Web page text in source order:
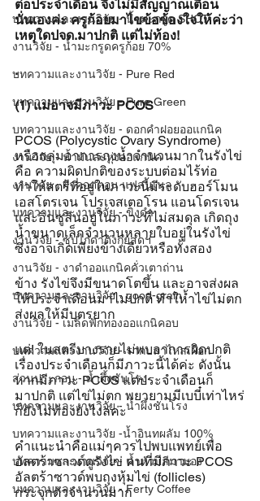
บทความและงานวิจัย - น้ำมะกรูด SHOT
งานวิจัย - น้ำมะกรูดครูก้อย 70%
บทความและงานวิจัย - Pure Red
บทความและงานวิจัย - Pure Green
บทความและงานวิจัย - ดอกคำฝอยออแกนิค
งานวิจัย - น้ำมันละหุ่งออแกนิค
งานวิจัย - ผ้าคอตตอน แฟลนเนล
บทความและงานวิจัย - ขิงดำ
งานวิจัย - ซุปไก่ดำตังกุยสดฯ
งานวิจัย - งาดำออแกนิคคั่วเตาถ่าน
บทความและงานวิจัย - good-grain
งานวิจัย - เมล็ดฟักทองออแกนิคอบ
บทความและงานวิจัย - รากปลาไหลเผือก
ส่วนประกอบ - น้ำผึ้งชันโรง
บทความและงานวิจัย - น้ำผึ้งชันโรง
บทความและงานวิจัย -น้ำอินทผลัม 100%
บทความและงานวิจัย - น้ำหัวปลีมามอง
บทความและงานวิจัย - Ferty Coffee
ต่อประจำเดือน จึงไม่มีสัญญาณเตือน
นั่นเองค่ะ ครูก้อยมาไขข้อข้องใจให้ค่ะว่า
เหตุใดปจด.มาปกติ แต่ไม่ท้อง!
.
(1) แม่อาจมีภาวะ PCOS
PCOS (Polycystic Ovary Syndrome)
หรือกลุ่มอาการถุงน้ำจำนวนมากในรังไข่
คือ ความผิดปกติของระบบต่อมไร้ท่อ
ทำให้สตรีที่อยู่ในภาวะนี้มีระดับฮอร์โมน
เอสโตรเจน โปรเจสเตอโรน แอนโดรเจน
และอินซูลินอยู่ในภาวะที่ไม่สมดุล เกิดถุง
น้ำขนาดเล็กจำนวนหลายใบอยู่ในรังไข่
ซึ่งอาจเกิดเพียงข้างเดียวหรือทั้งสอง
ข้าง รังไข่จึงมีขนาดโตขึ้น และอาจส่งผล
ให้ประจำเดือนมาไม่ปกติ ทำให้ำไข่ไม่ตก
ส่งผลให้มีบุตรยาก
แต่! ในสตรีบางรายไม่พบอาการผิดปกติ
เรื่องประจำเดือนก็มีภาวะนี้ได้ค่ะ ดังนั้น
หากมีภาวะ PCOS แต่ประจำเดือนก็
มาปกติ แต่ไข่ไม่ตก พยายามมีเบบี๋เท่าไหร่
ก็ยังไม่ท้องยังไงล่ค่ะ
คำแนะนำคือแม่ๆควรไปพบแพทย์เพื่อ
อัลตร้าซาวด์ดูรังไข่ คนที่มีภาวะ PCOS
อัลตร้าซาวด์พบถุงหุ้มไข่ (follicles)
กระจุกตัวจำนวนมาก